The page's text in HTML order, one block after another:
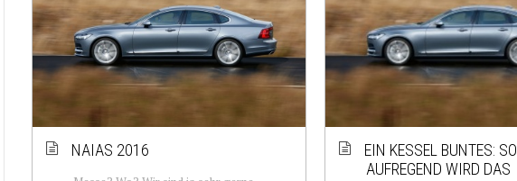
NAIAS 2016
EIN KESSEL BUNTES: SO
AUFREGEND WIRD DAS